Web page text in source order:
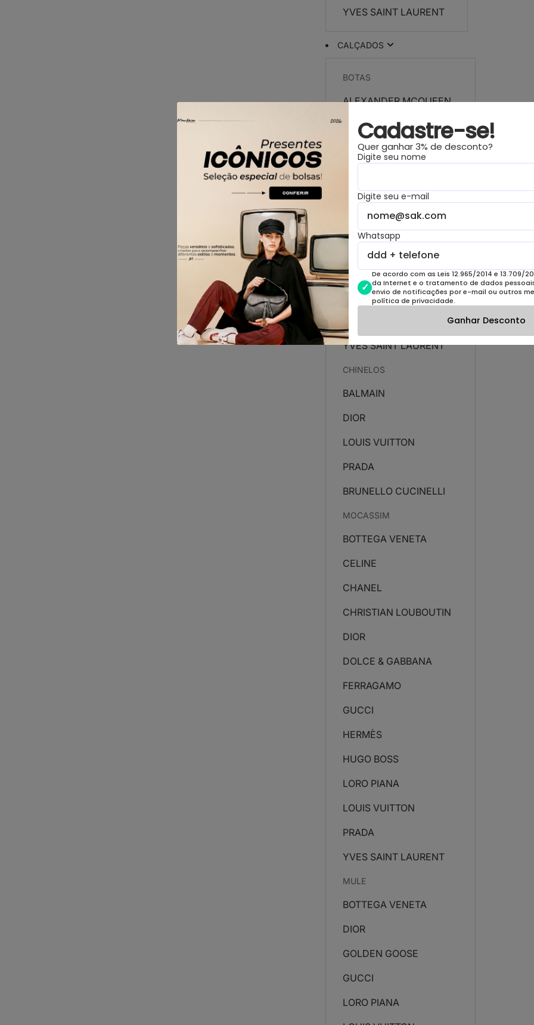
YVES SAINT LAURENT
CALÇADOS
BOTAS
ALEXANDER MCQUEEN
CELINE
CHANEL
FENDI
HERMÈS
LOUIS VUITTON
PRADA
UGG
YVES SAINT LAURENT
CHINELOS
BALMAIN
DIOR
LOUIS VUITTON
PRADA
BRUNELLO CUCINELLI
MOCASSIM
BOTTEGA VENETA
CELINE
CHANEL
CHRISTIAN LOUBOUTIN
DIOR
DOLCE & GABBANA
FERRAGAMO
GUCCI
HERMÈS
HUGO BOSS
LORO PIANA
LOUIS VUITTON
PRADA
YVES SAINT LAURENT
MULE
BOTTEGA VENETA
DIOR
GOLDEN GOOSE
GUCCI
LORO PIANA
Cadastre-se!
Quer ganhar 3% de desconto?
Digite seu nome
Digite seu e-mail
Whatsapp
De acordo com as Leis 12.965/2014 e 13.709/
da Internet e o tratamento de dados
envio de notificações por e-mail ou outros
política de privacidade.
Ganhar Desconto